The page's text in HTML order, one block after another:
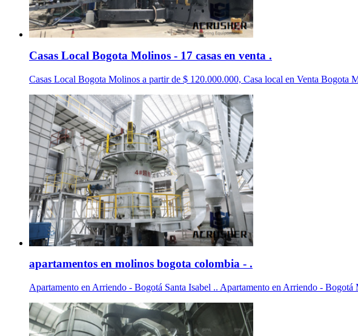
Casas Local Bogota Molinos - 17 casas en venta .
Casas Local Bogota Molinos a partir de $ 120.000.000, Casa local en Venta
apartamentos en molinos bogota colombia - .
Apartamento en Arriendo - Bogotá Santa Isabel .. Apartamento en Arriendo -